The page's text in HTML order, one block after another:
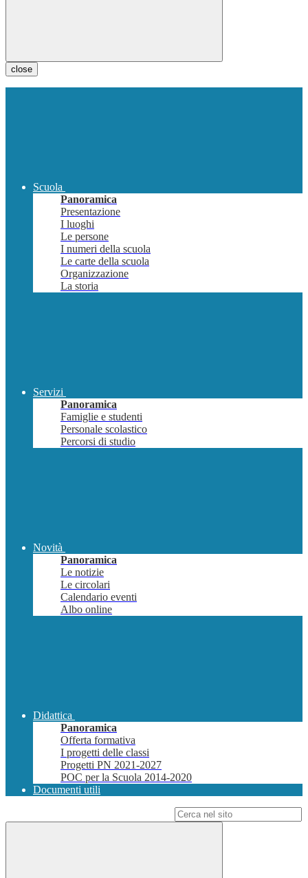
close
Scuola
Panoramica
Presentazione
I luoghi
Le persone
I numeri della scuola
Le carte della scuola
Organizzazione
La storia
Servizi
Panoramica
Famiglie e studenti
Personale scolastico
Percorsi di studio
Novità
Panoramica
Le notizie
Le circolari
Calendario eventi
Albo online
Didattica
Panoramica
Offerta formativa
I progetti delle classi
Progetti PN 2021-2027
POC per la Scuola 2014-2020
Documenti utili